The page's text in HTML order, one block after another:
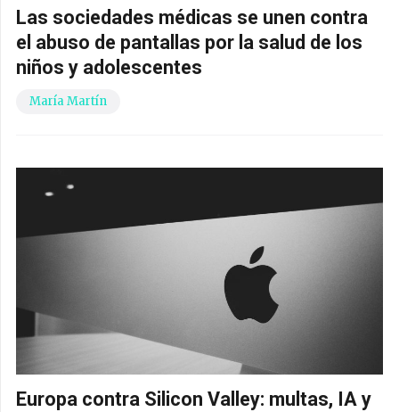
Las sociedades médicas se unen contra
el abuso de pantallas por la salud de los
niños y adolescentes
María Martín
Europa contra Silicon Valley: multas, IA y